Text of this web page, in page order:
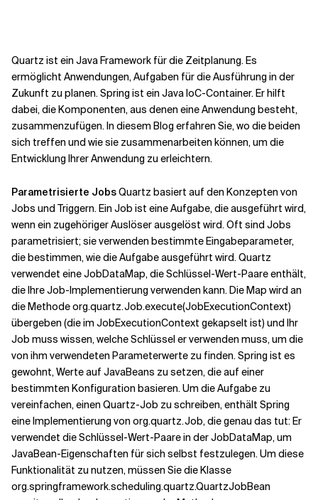
Verwandte Themen
Quartz ist ein Java Framework für die Zeitplanung. Es
ermöglicht Anwendungen, Aufgaben für die Ausführung in der
Zukunft zu planen. Spring ist ein Java IoC-Container. Er hilft
dabei, die Komponenten, aus denen eine Anwendung besteht,
zusammenzufügen. In diesem Blog erfahren Sie, wo die beiden
sich treffen und wie sie zusammenarbeiten können, um die
Entwicklung Ihrer Anwendung zu erleichtern.
Parametrisierte JobsQuartz basiert auf den Konzepten von
Jobs und Triggern. Ein Job ist eine Aufgabe, die ausgeführt wird,
wenn ein zugehöriger Auslöser ausgelöst wird. Oft sind Jobs
parametrisiert; sie verwenden bestimmte Eingabeparameter,
die bestimmen, wie die Aufgabe ausgeführt wird. Quartz
verwendet eine JobDataMap, die Schlüssel-Wert-Paare enthält,
die Ihre Job-Implementierung verwenden kann. Die Map wird an
die Methode org.quartz.Job.execute(JobExecutionContext)
übergeben (die im JobExecutionContext gekapselt ist) und Ihr
Job muss wissen, welche Schlüssel er verwenden muss, um die
von ihm verwendeten Parameterwerte zu finden. Spring ist es
gewohnt, Werte auf JavaBeans zu setzen, die auf einer
bestimmten Konfiguration basieren. Um die Aufgabe zu
vereinfachen, einen Quartz-Job zu schreiben, enthält Spring
eine Implementierung von org.quartz.Job, die genau das tut: Er
verwendet die Schlüssel-Wert-Paare in der JobDataMap, um
JavaBean-Eigenschaften für sich selbst festzulegen. Um diese
Funktionalität zu nutzen, müssen Sie die Klasse
org.springframework.scheduling.quartz.QuartzJobBean